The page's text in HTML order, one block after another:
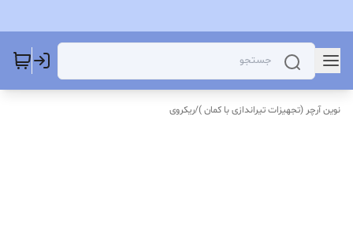
نوین آرچر (تجهیزات تیراندازی با کمان )/ریکروی